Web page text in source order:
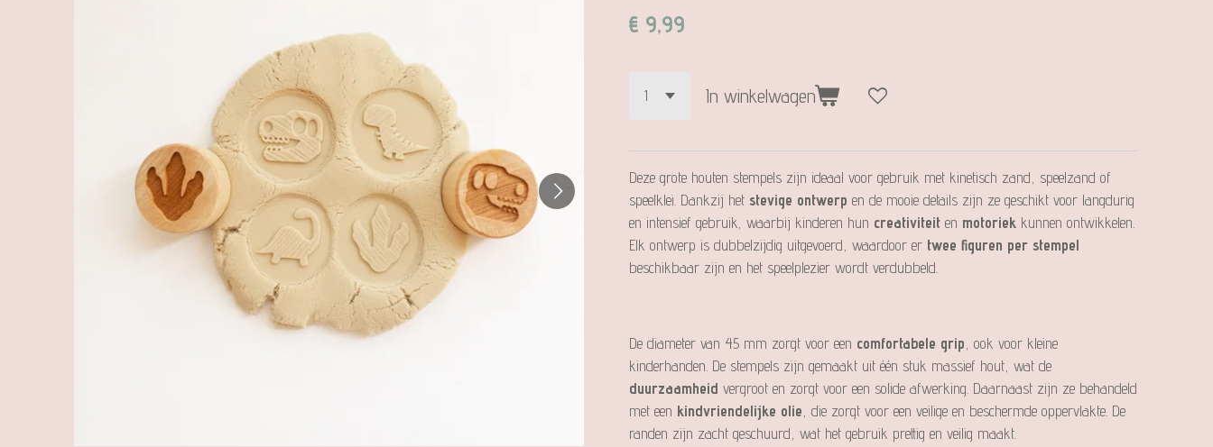
€ 9,99
In winkelwagen
Deze grote houten stempels zijn ideaal voor gebruik met kinetisch zand, speelzand of
speelklei. Dankzij het stevige ontwerp en de mooie details zijn ze geschikt voor langdurig
en intensief gebruik, waarbij kinderen hun creativiteit en motoriek kunnen ontwikkelen.
Elk ontwerp is dubbelzijdig uitgevoerd, waardoor er twee figuren per stempel
beschikbaar zijn en het speelplezier wordt verdubbeld.
De diameter van 45 mm zorgt voor een comfortabele grip , ook voor kleine
kinderhanden. De stempels zijn gemaakt uit één stuk massief hout, wat de
duurzaamheid vergroot en zorgt voor een solide afwerking. Daarnaast zijn ze behandeld
met een kindvriendelijke olie , die zorgt voor een veilige en beschermde oppervlakte. De
randen zijn zacht geschuurd, wat het gebruik prettig en veilig maakt.